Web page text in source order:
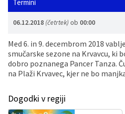
Termini
06.12.2018(četrtek)ob 00:00
Med 6. in 9. decembrom 2018
smučarske sezone na Krvavcu,
dobro poznanega Pancer Tanza.
na Plaži Krvavec, kjer ne bo
Dogodki v regiji
Vaške skupnosti
Medobčinski inšpektorat
Načrt ravnanja s stvarnim premoženjem
Galerija slik
Dokumenti v javni obravnavi